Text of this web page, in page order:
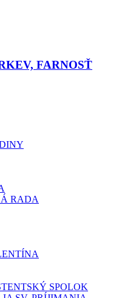
RADA
SPOLOK